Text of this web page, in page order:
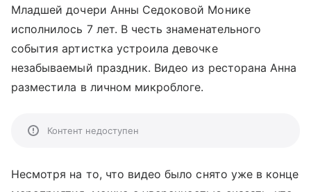
Младшей дочери Анны Седоковой Монике
исполнилось 7 лет. В честь знаменательного
события артистка устроила девочке
незабываемый праздник. Видео из ресторана Анна
разместила в личном микроблоге.
Контент недоступен
Несмотря на то, что видео было снято уже в конце